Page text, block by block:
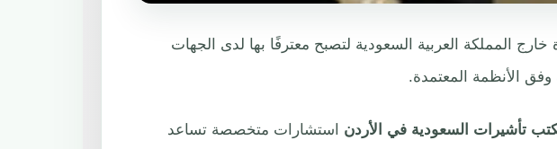
خارج المملكة العربية السعودية لتصبح معترفًا بها لدى الجهات
الأنظمة المعتمدة.
تأشيرات السعودية في الأردن استشارات متخصصة تساعد